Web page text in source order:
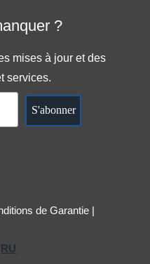
?
mises à jour et des
services.
S'abonner
de Garantie |
RU